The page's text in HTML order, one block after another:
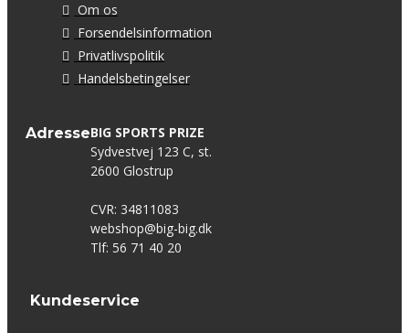
Om os
Forsendelsinformation
Privatlivspolitik
Handelsbetingelser
AdresseBIG SPORTS PRIZE
Sydvestvej 123 C, st.
2600 Glostrup
CVR: 34811083
webshop@big-big.dk
Tlf: 56 71 40 20
Kundeservice